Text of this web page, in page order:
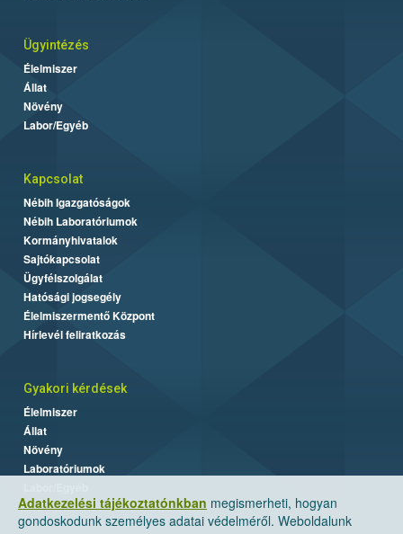
Adatkezelési tájékoztatónkban megismerheti, hogyan
gondoskodunk személyes adatai védelméről. Weboldalunk
Ügyintézés
Élelmiszer
Állat
Növény
Labor/Egyéb
Kapcsolat
Nébih Igazgatóságok
Nébih Laboratóriumok
Kormányhivatalok
Sajtókapcsolat
Ügyfélszolgálat
Hatósági jogsegély
Élelmiszermentő Központ
Hírlevél feliratkozás
Gyakori kérdések
Élelmiszer
Állat
Növény
Laboratóriumok